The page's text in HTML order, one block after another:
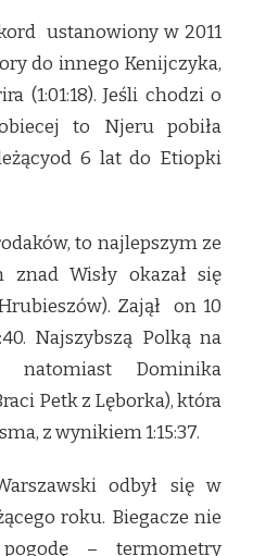
ustanowiony w 2011
do innego Kenijczyka,
(1:01:18). Jeśli chodzi o
to Njeru pobiła
6 lat do Etiopki
to najlepszym ze
znad Wisły okazał się
Zajął on 10
Najszybszą Polką na
natomiast Dominika
Petk z Lęborka), która
z wynikiem 1:15:37.
odbył się w
roku. Biegacze nie
– termometry